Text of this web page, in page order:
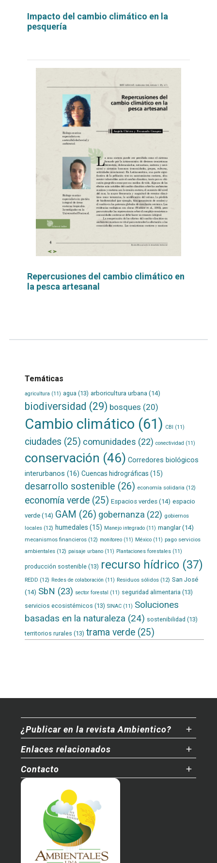
Impacto del cambio climático en la
pesquería
Repercusiones del cambio climático en
la pesca artesanal
Temáticas
agricultura (11) agua (13) arboricultura urbana(14)
biodiversidad (29) bosques (20)
Cambio climático (61) CBI (11)
ciudades (25) comunidades (22) conectividad (11)
conservación (46) Corredores biológicos
interurbanos (16) Cuencas hidrográficas (15)
desarrollo sostenible (26) economía solidaria (12)
economía verde(25) Espacios verdes(14) espacio
verde(14) GAM (26) gobernanza (22) gobiernos
locales(12) humedales (15) Manejo integrado(11) manglar(14)
mecanismos financieros(12) monitoreo(11) México(11) pago servicios
ambientales(12) paisaje urbano(11) Plantaciones forestales(11)
producción sostenible(13) recurso hídrico(37)
REDD (12) Redes de colaboración (11) Residuos sólidos(12) San José
(14) SbN (23) sector forestal (11) seguridad alimentaria (13)
servicios ecosistémicos (13) SINAC(11) Soluciones
basadas en la naturaleza (24) sostenibilidad (13)
territorios rurales (13) trama verde(25)
¿Publicar en la revista Ambientico?
Enlaces relacionados
Contacto